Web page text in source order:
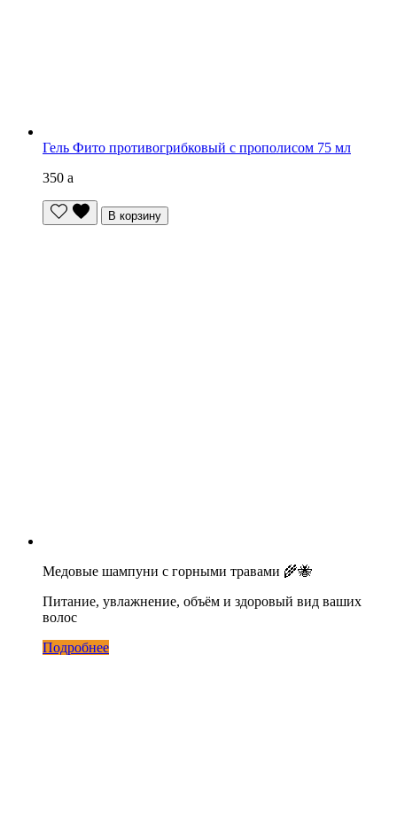
Гель Фито противогрибковый с прополисом 75 мл
350 a
В корзину
Медовые шампуни с горными травами 🌾🐝
Питание, увлажнение, объём и здоровый вид ваших
волос
Подробнее